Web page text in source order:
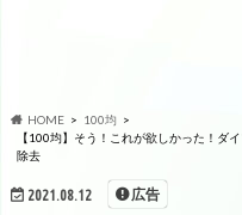
HOME
100均
【100均】そう！これが欲しかった！ダ
除去
2021.08.12 広告